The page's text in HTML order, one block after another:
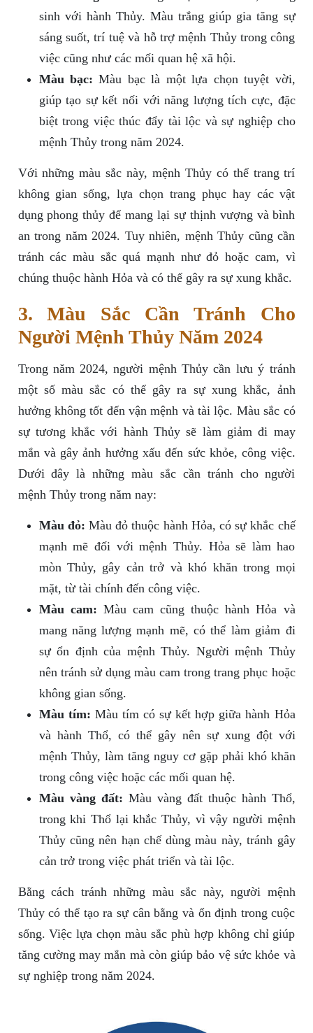
sinh với hành Thủy. Màu trắng giúp gia tăng sự
sáng suốt, trí tuệ và hỗ trợ mệnh Thủy trong công
việc cũng như các mối quan hệ xã hội.
Màu bạc: Màu bạc là một lựa chọn tuyệt vời,
giúp tạo sự kết nối với năng lượng tích cực, đặc
biệt trong việc thúc đẩy tài lộc và sự nghiệp cho
mệnh Thủy trong năm 2024.
Với những màu sắc này, mệnh Thủy có thể trang trí
không gian sống, lựa chọn trang phục hay các vật
dụng phong thủy để mang lại sự thịnh vượng và bình
an trong năm 2024. Tuy nhiên, mệnh Thủy cũng cần
tránh các màu sắc quá mạnh như đỏ hoặc cam, vì
chúng thuộc hành Hỏa và có thể gây ra sự xung khắc.
3. Màu Sắc Cần Tránh Cho
Người Mệnh Thủy Năm 2024
Trong năm 2024, người mệnh Thủy cần lưu ý tránh
một số màu sắc có thể gây ra sự xung khắc, ảnh
hưởng không tốt đến vận mệnh và tài lộc. Màu sắc có
sự tương khắc với hành Thủy sẽ làm giảm đi may
mắn và gây ảnh hưởng xấu đến sức khỏe, công việc.
Dưới đây là những màu sắc cần tránh cho người
mệnh Thủy trong năm nay:
Màu đỏ: Màu đỏ thuộc hành Hỏa, có sự khắc chế
mạnh mẽ đối với mệnh Thủy. Hỏa sẽ làm hao
mòn Thủy, gây cản trở và khó khăn trong mọi
mặt, từ tài chính đến công việc.
Màu cam: Màu cam cũng thuộc hành Hỏa và
mang năng lượng mạnh mẽ, có thể làm giảm đi
sự ổn định của mệnh Thủy. Người mệnh Thủy
nên tránh sử dụng màu cam trong trang phục hoặc
không gian sống.
Màu tím: Màu tím có sự kết hợp giữa hành Hỏa
và hành Thổ, có thể gây nên sự xung đột với
mệnh Thủy, làm tăng nguy cơ gặp phải khó khăn
trong công việc hoặc các mối quan hệ.
Màu vàng đất: Màu vàng đất thuộc hành Thổ,
trong khi Thổ lại khắc Thủy, vì vậy người mệnh
Thủy cũng nên hạn chế dùng màu này, tránh gây
cản trở trong việc phát triển và tài lộc.
Bằng cách tránh những màu sắc này, người mệnh
Thủy có thể tạo ra sự cân bằng và ổn định trong cuộc
sống. Việc lựa chọn màu sắc phù hợp không chỉ giúp
tăng cường may mắn mà còn giúp bảo vệ sức khỏe và
sự nghiệp trong năm 2024.